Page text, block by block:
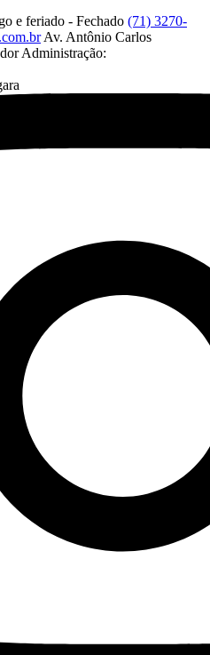
e feriado - Fechado (71) 3270-
Av. Antônio Carlos
Administração: